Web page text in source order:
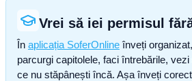
Vrei să iei permisul
În aplicația SoferOnline înveți
parcurgi capitolele, faci întrebările,
ce nu stăpânești încă. Așa înveți